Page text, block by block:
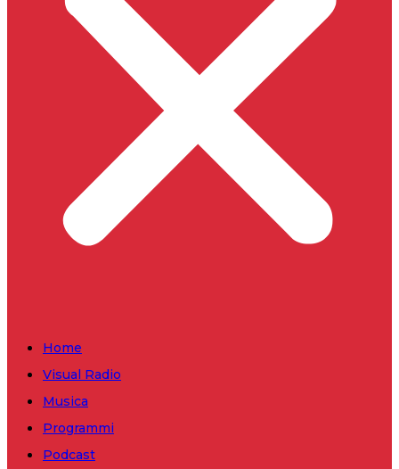
Home
Visual Radio
Musica
Programmi
Podcast